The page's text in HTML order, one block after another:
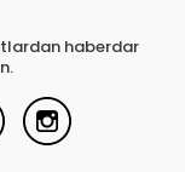
haberdar